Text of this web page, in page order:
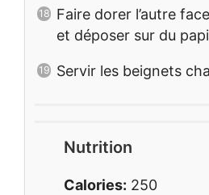
Faire dorer l’autre
et déposer sur du
Servir les beignets
Nutrition
Calories: 250